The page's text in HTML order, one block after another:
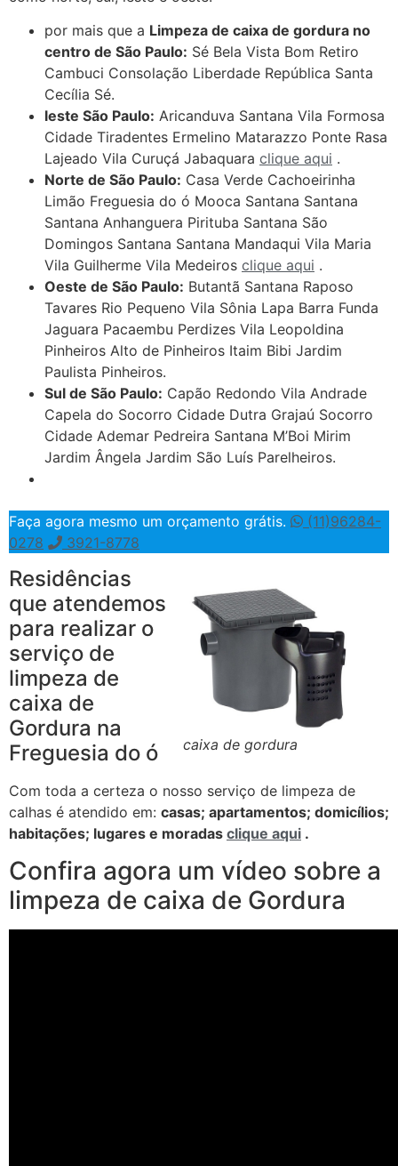
por mais que a Limpeza de caixa de gordura no
centro de São Paulo: Sé Bela Vista Bom Retiro
Cambuci Consolação Liberdade República Santa
Cecília Sé.
leste São Paulo: Aricanduva Santana Vila Formosa
Cidade Tiradentes Ermelino Matarazzo Ponte Rasa
Lajeado Vila Curuçá Jabaquara clique aqui .
Norte de São Paulo: Casa Verde Cachoeirinha
Limão Freguesia do ó Mooca Santana Santana
Santana Anhanguera Pirituba Santana São
Domingos Santana Santana Mandaqui Vila Maria
Vila Guilherme Vila Medeiros clique aqui .
Oeste de São Paulo: Butantã Santana Raposo
Tavares Rio Pequeno Vila Sônia Lapa Barra Funda
Jaguara Pacaembu Perdizes Vila Leopoldina
Pinheiros Alto de Pinheiros Itaim Bibi Jardim
Paulista Pinheiros.
Sul de São Paulo: Capão Redondo Vila Andrade
Capela do Socorro Cidade Dutra Grajaú Socorro
Cidade Ademar Pedreira Santana M’Boi Mirim
Jardim Ângela Jardim São Luís Parelheiros.
Faça agora mesmo um orçamento grátis.
(11)96284-
0278
3921-8778
caixa de gordura
Residências
que atendemos
para realizar o
serviço de
limpeza de
caixa de
Gordura na
Freguesia do ó
Com toda a certeza o nosso serviço de limpeza de
calhas é atendido em: casas; apartamentos; domicílios;
habitações; lugares e moradas clique aqui .
Confira agora um vídeo sobre a
limpeza de caixa de Gordura